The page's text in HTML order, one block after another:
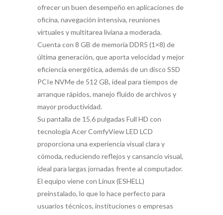
ofrecer un buen desempeño en aplicaciones de
oficina, navegación intensiva, reuniones
virtuales y multitarea liviana a moderada.
Cuenta con 8 GB de memoria DDR5 (1×8) de
última generación, que aporta velocidad y mejor
eficiencia energética, además de un disco SSD
PCIe NVMe de 512 GB, ideal para tiempos de
arranque rápidos, manejo fluido de archivos y
mayor productividad.
Su pantalla de 15.6 pulgadas Full HD con
tecnología Acer ComfyView LED LCD
proporciona una experiencia visual clara y
cómoda, reduciendo reflejos y cansancio visual,
ideal para largas jornadas frente al computador.
El equipo viene con Linux (ESHELL)
preinstalado, lo que lo hace perfecto para
usuarios técnicos, instituciones o empresas